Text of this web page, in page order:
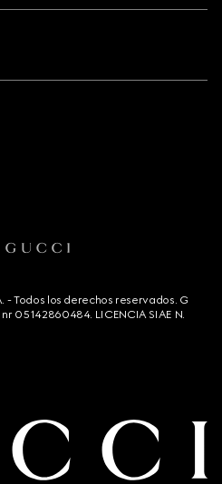
- Todos los derechos reservados. G
05142860484. LICENCIA SIAE N.